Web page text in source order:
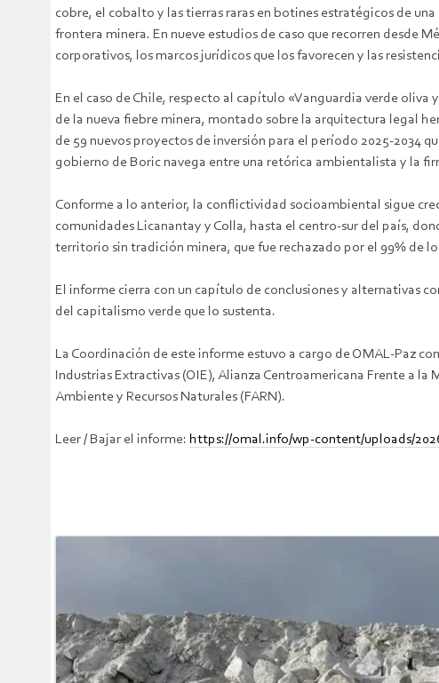
cobre, el cobalto y las tierras raras en botines estratégicos de
frontera minera. En nueve estudios de caso que recorren desde
corporativos, los marcos jurídicos que los favorecen y las
En el caso de Chile, respecto al capítulo «Vanguardia verde
de la nueva fiebre minera, montado sobre la arquitectura legal
de 59 nuevos proyectos de inversión para el período 2025-2034
gobierno de Boric navega entre una retórica ambientalista y la
Conforme a lo anterior, la conflictividad socioambiental sigue
comunidades Licanantay y Colla, hasta el centro-sur del país,
territorio sin tradición minera, que fue rechazado por el 99% de
El informe cierra con un capítulo de conclusiones y alternativas
del capitalismo verde que lo sustenta.
La Coordinación de este informe estuvo a cargo de OMAL-Paz
Industrias Extractivas (OIE), Alianza Centroamericana Frente a
Ambiente y Recursos Naturales (FARN).
Leer / Bajar el informe: https://omal.info/wp-content/uploads/